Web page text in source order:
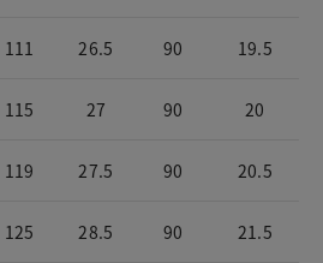
111 26.5 90 19.5
115 27 90 20
119 27.5 90 20.5
125 28.5 90 21.5